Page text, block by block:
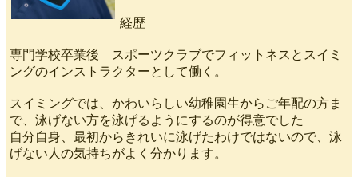
経歴
専門学校卒業後 スポーツクラブでフィットネスとスイミ
ングのインストラクターとして働く。
スイミングでは、かわいらしい幼稚園生からご年配の方ま
で、泳げない方を泳げるようにするのが得意でした
自分自身、最初からきれいに泳げたわけではないので、泳
げない人の気持ちがよく分かります。